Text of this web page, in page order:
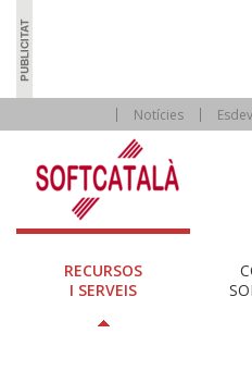
Notícies
RECURSOS
I SERVEIS